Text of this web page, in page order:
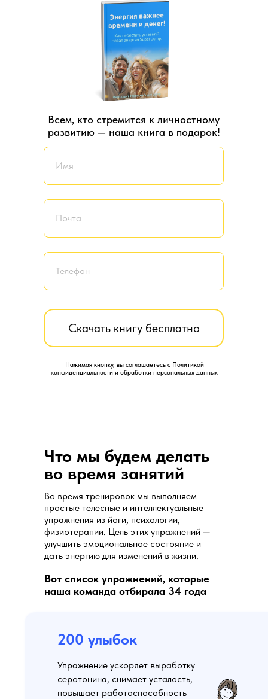
Скачать книгу бесплатно
Всем, кто стремится к личностному
развитию — наша книга в подарок!
Нажимая кнопку, вы соглашаетесь с Политикой
конфиденциальности и обработки персональных данных
Что мы будем делать
во время занятий
Во время тренировок мы выполняем
простые телесные и интеллектуальные
упражнения из йоги, психологии,
физиотерапии. Цель этих упражнений —
улучшить эмоциональное состояние и
дать энергию для изменений в жизни.
Вот список упражнений, которые
наша команда отбирала 34 года
Упражнение ускоряет выработку
серотонина, снимает усталость,
повышает работоспособность
200 улыбок